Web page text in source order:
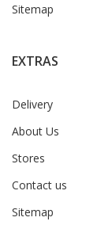
Sitemap
EXTRAS
Delivery
About Us
Stores
Contact us
Sitemap